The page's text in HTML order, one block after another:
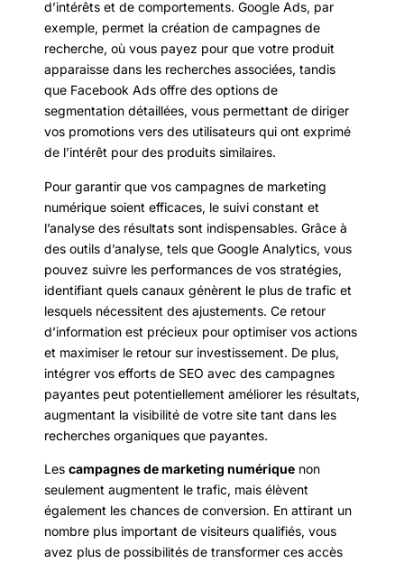
d’intérêts et de comportements. Google Ads, par
exemple, permet la création de campagnes de
recherche, où vous payez pour que votre produit
apparaisse dans les recherches associées, tandis
que Facebook Ads offre des options de
segmentation détaillées, vous permettant de diriger
vos promotions vers des utilisateurs qui ont exprimé
de l’intérêt pour des produits similaires.
Pour garantir que vos campagnes de marketing
numérique soient efficaces, le suivi constant et
l’analyse des résultats sont indispensables. Grâce à
des outils d’analyse, tels que Google Analytics, vous
pouvez suivre les performances de vos stratégies,
identifiant quels canaux génèrent le plus de trafic et
lesquels nécessitent des ajustements. Ce retour
d’information est précieux pour optimiser vos actions
et maximiser le retour sur investissement. De plus,
intégrer vos efforts de SEO avec des campagnes
payantes peut potentiellement améliorer les résultats,
augmentant la visibilité de votre site tant dans les
recherches organiques que payantes.
Les campagnes de marketing numérique non
seulement augmentent le trafic, mais élèvent
également les chances de conversion. En attirant un
nombre plus important de visiteurs qualifiés, vous
avez plus de possibilités de transformer ces accès